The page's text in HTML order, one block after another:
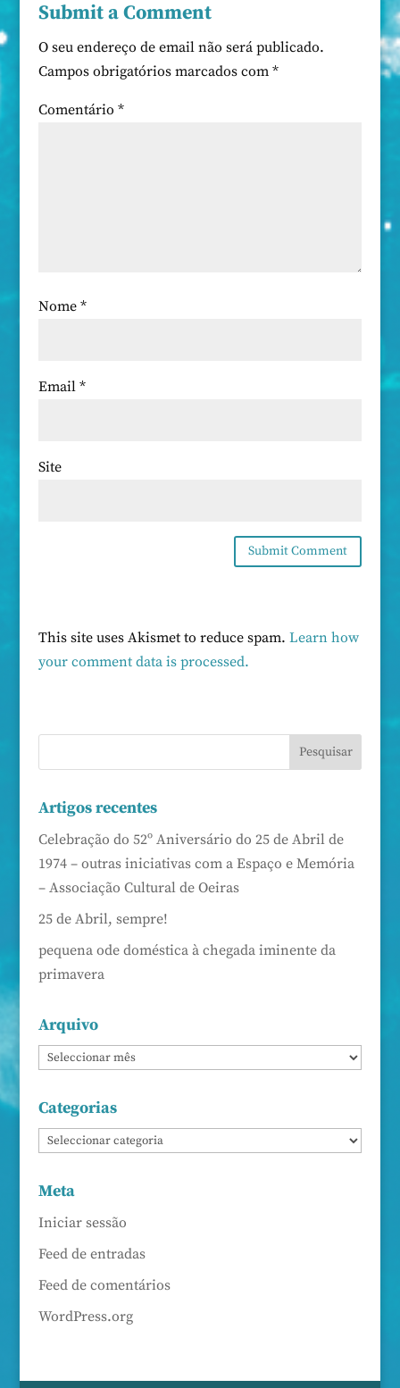
Submit a Comment
O seu endereço de email não será publicado.
Campos obrigatórios marcados com *
Comentário *
Nome *
Email *
Site
This site uses Akismet to reduce spam. Learn how
your comment data is processed.
Artigos recentes
Celebração do 52º Aniversário do 25 de Abril de
1974 – outras iniciativas com a Espaço e Memória
– Associação Cultural de Oeiras
25 de Abril, sempre!
pequena ode doméstica à chegada iminente da
primavera
Arquivo
Categorias
Meta
Iniciar sessão
Feed de entradas
Feed de comentários
WordPress.org